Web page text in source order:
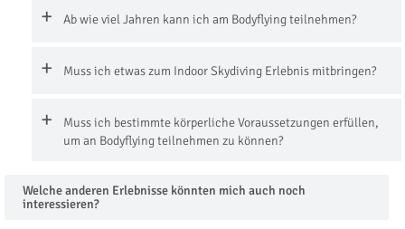
Ab wie viel Jahren kann ich am Bodyflying teilnehmen?
Muss ich etwas zum Indoor Skydiving Erlebnis mitbringen?
Muss ich bestimmte körperliche Voraussetzungen erfüllen,
um an Bodyflying teilnehmen zu können?
Welche anderen Erlebnisse könnten mich auch noch
interessieren?